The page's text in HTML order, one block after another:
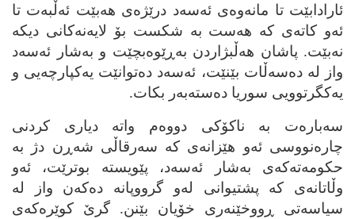
ئارادابێت تا مانه‌وه‌ی ئه‌سه‌د درێژه‌ی هه‌بێت ئه‌ڵبه‌ت تا
ئه‌و کاته‌ی که‌ هه‌ست به‌ شکست بۆ لایه‌نه‌کانی دیکه‌
نه‌بێت. پاشان هه‌ڵبژاردن به‌ڕێوه‌بچێت و به‌شار ئه‌سه‌د
واز له‌ ده‌سه‌ڵات بێنێت، ئه‌سه‌د ده‌توانێت یه‌کپارچه‌یی و
یه‌کگرتوویی سوریا ده‌سته‌به‌ر بکات.
سه‌باره‌ت به‌ ناکۆکی دووه‌م واته‌ دیاری کردنی
چاره‌نووسی ئه‌و هێزانه‌ی که‌ سه‌رقاڵی شه‌ڕن دژ به‌
حکومه‌ته‌که‌ی به‌شار ئه‌سه‌د، پێویسته‌ بوترێت، ئه‌و
وڵاتانه‌ی که‌ پشتیوانی له‌و گرووپانه‌ ده‌که‌ن واز له‌
سیاسه‌تی ڕووخێنه‌ری خۆیان بێنن. گرێ کوێره‌که‌ی